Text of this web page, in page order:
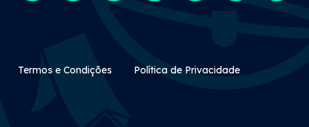
Rodapé Secundário
Termos e Condições Política de Privacidade